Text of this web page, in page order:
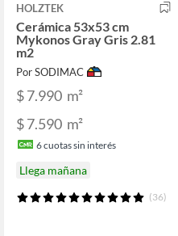
HOLZTEK
Cerámica 53x53 cm
Mykonos Gray Gris 2.81
m2
Por SODIMAC
$ 7.990 m²
$ 7.590 m²
6cuotas sin interés
Llega mañana
(36)